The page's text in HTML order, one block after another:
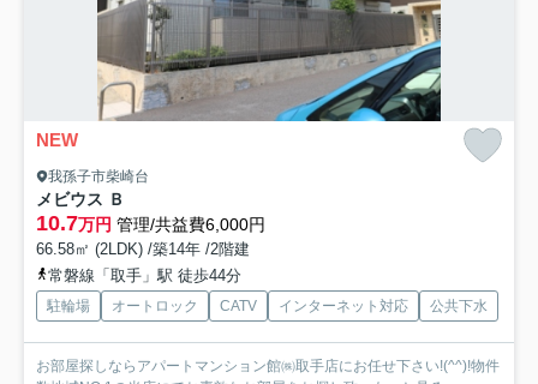
NEW
我孫子市柴崎台
メビウス Ｂ
10.7万円 管理/共益費6,000円
66.58㎡ (2LDK) /築14年 /2階建
常磐線「取手」駅 徒歩44分
駐輪場 オートロック CATV インターネット対応 公共下水
お部屋探しならアパートマンション館㈱取手店にお任せ下さい!(^^)!物件